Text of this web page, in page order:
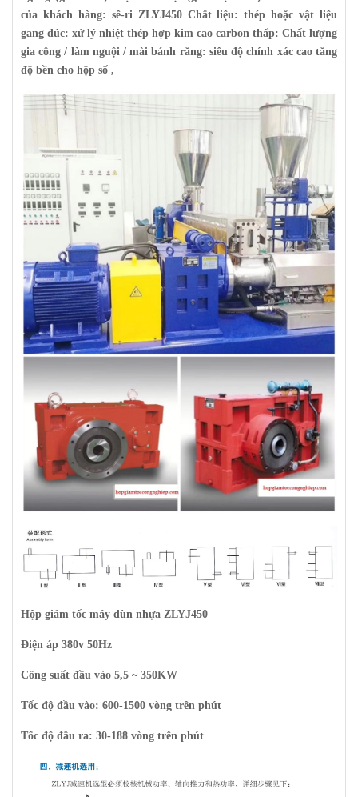
của khách hàng: sê-ri ZLYJ450Chất liệu: thép hoặc vật liệu
gang đúc: xử lý nhiệt thép hợp kim cao carbon thấp: Chất lượng
gia công / làm nguội / mài bánh răng: siêu độ chính xác cao tăng
độ bền cho hộp số ,
Hộp giảm tốc máy đùn nhựa ZLYJ450
Điện áp 380v 50Hz
Công suất đầu vào 5,5 ~ 350KW
Tốc độ đầu vào: 600-1500 vòng trên phút
Tốc độ đầu ra: 30-188 vòng trên phút